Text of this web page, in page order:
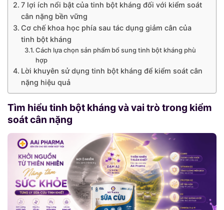
7 lợi ích nổi bật của tinh bột kháng đối với kiểm soát
cân nặng bền vững
Cơ chế khoa học phía sau tác dụng giảm cân của
tinh bột kháng
Cách lựa chọn sản phẩm bổ sung tinh bột kháng phù
hợp
Lời khuyên sử dụng tinh bột kháng để kiểm soát cân
nặng hiệu quả
Tìm hiểu tinh bột kháng và vai trò trong kiểm
soát cân nặng